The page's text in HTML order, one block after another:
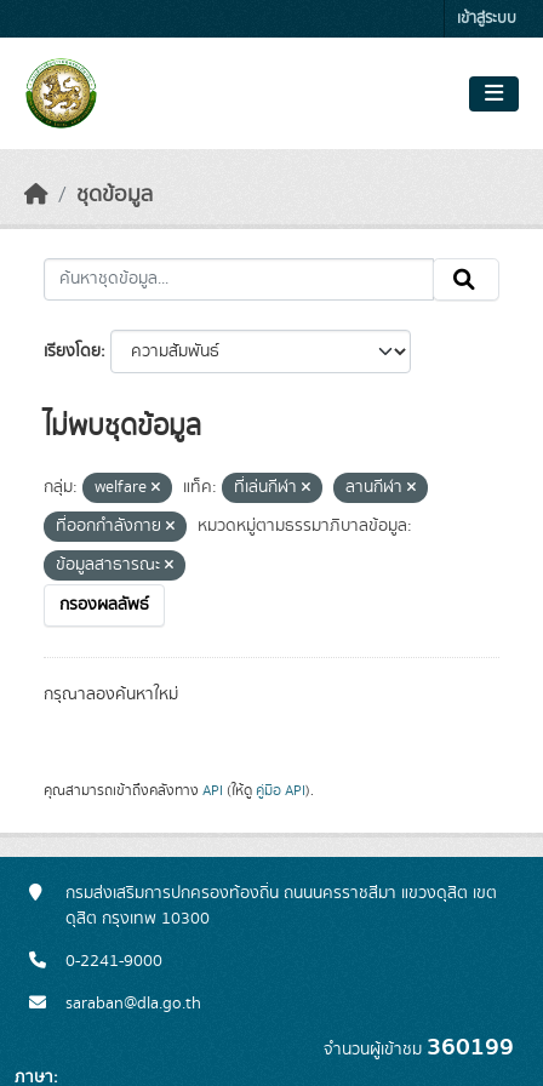
เข้าสู่ระบบ
ชุดข้อมูล
เรียงโดย
ไม่พบชุดข้อมูล
กลุ่ม: welfare แท็ค: ที่เล่นกีฬา
ลานกีฬา
ที่ออกกำลังกาย
หมวดหมู่ตามธรรมาภิบาลข้อมูล:
ข้อมูลสาธารณะ
กรองผลลัพธ์
กรุณาลองค้นหาใหม่
คุณสามารถเข้าถึงคลังทาง API (ให้ดู คู่มือ API).
กรมส่งเสริมการปกครองท้องถิ่น ถนนนครราชสีมา แขวงดุสิต เขต
ดุสิต กรุงเทพ 10300
0-2241-9000
saraban@dla.go.th
จำนวนผู้เข้าชม 360199
ภาษา